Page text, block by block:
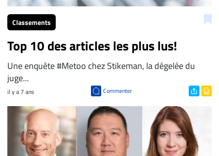
Publier
un
emploi
Publicité
Solutions de
recrutements
TROUVEZ-
NOUS
Nous
joindre
Classements
Top 10 des articles les plus lus!
Une enquête #Metoo chez Stikeman, la dégelée du
juge...
il y a 7 ans Commenter